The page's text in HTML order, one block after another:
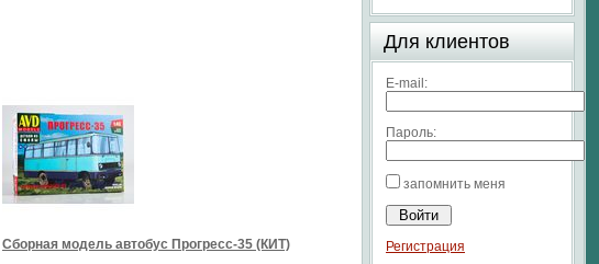
Сборная модель автобус Прогресс-35 (КИТ)
Для клиентов
E-mail:
Пароль:
запомнить меня
Регистрация